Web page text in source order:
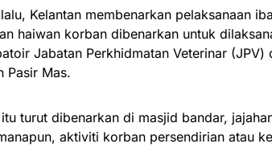
Kelantan membenarkan pelaksanaan
haiwan korban dibenarkan untuk
Jabatan Perkhidmatan Veterinar (JPV)
Pasir Mas.
itu turut dibenarkan di masjid bandar,
aktiviti korban persendirian atau